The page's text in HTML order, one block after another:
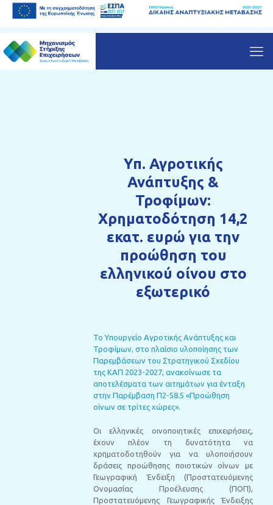
Υπ. Αγροτικής
Ανάπτυξης &
Τροφίμων:
Χρηματοδότηση 14,2
εκατ. ευρώ για την
προώθηση του
ελληνικού οίνου στο
εξωτερικό
Το Υπουργείο Αγροτικής Ανάπτυξης και
Τροφίμων, στο πλαίσιο υλοποίησης των
Παρεμβάσεων του Στρατηγικού Σχεδίου
της ΚΑΠ 2023-2027, ανακοίνωσε τα
αποτελέσματα των αιτημάτων για ένταξη
στην Παρέμβαση Π2-58.5 «Προώθηση
οίνων σε τρίτες χώρες».
Οι ελληνικές οινοποιητικές επιχειρήσεις,
έχουν πλέον τη δυνατότητα να
χρηματοδοτηθούν για να υλοποιήσουν
δράσεις προώθησης ποιοτικών οίνων με
Γεωγραφική Ένδειξη (Προστατευόμενης
Ονομασίας Προέλευσης (ΠΟΠ),
Προστατευόμενης Γεωγραφικής Ένδειξης